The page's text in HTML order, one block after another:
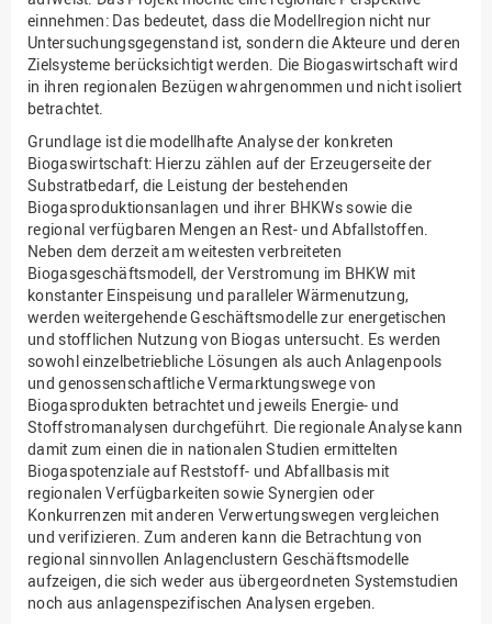
einnehmen: Das bedeutet, dass die Modellregion nicht nur
Untersuchungsgegenstand ist, sondern die Akteure und deren
Zielsysteme berücksichtigt werden. Die Biogaswirtschaft wird
in ihren regionalen Bezügen wahrgenommen und nicht isoliert
betrachtet.
Grundlage ist die modellhafte Analyse der konkreten
Biogaswirtschaft: Hierzu zählen auf der Erzeugerseite der
Substratbedarf, die Leistung der bestehenden
Biogasproduktionsanlagen und ihrer BHKWs sowie die
regional verfügbaren Mengen an Rest- und Abfallstoffen.
Neben dem derzeit am weitesten verbreiteten
Biogasgeschäftsmodell, der Verstromung im BHKW mit
konstanter Einspeisung und paralleler Wärmenutzung,
werden weitergehende Geschäftsmodelle zur energetischen
und stofflichen Nutzung von Biogas untersucht. Es werden
sowohl einzelbetriebliche Lösungen als auch Anlagenpools
und genossenschaftliche Vermarktungswege von
Biogasprodukten betrachtet und jeweils Energie- und
Stoffstromanalysen durchgeführt. Die regionale Analyse kann
damit zum einen die in nationalen Studien ermittelten
Biogaspotenziale auf Reststoff- und Abfallbasis mit
regionalen Verfügbarkeiten sowie Synergien oder
Konkurrenzen mit anderen Verwertungswegen vergleichen
und verifizieren. Zum anderen kann die Betrachtung von
regional sinnvollen Anlagenclustern Geschäftsmodelle
aufzeigen, die sich weder aus übergeordneten Systemstudien
noch aus anlagenspezifischen Analysen ergeben.